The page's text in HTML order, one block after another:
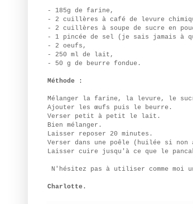
- 185g de farine,
- 2 cuillères à café de levure
- 2 cuillères à soupe de sucre en
- 1 pincée de sel (je sais jamais
- 2 oeufs,
- 250 ml de lait,
- 50 g de beurre fondue.
Méthode :
Mélanger la farine, la levure, le
Ajouter les œufs puis le beurre.
Verser petit à petit le lait.
Bien mélanger.
Laisser reposer 20 minutes.
Verser dans une poêle (huilée si
Laisser cuire jusqu'à ce que le
N'hésitez pas à utiliser comme moi
Charlotte.